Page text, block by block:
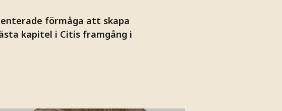
förmåga att skapa
kapitel i Citis framgång i